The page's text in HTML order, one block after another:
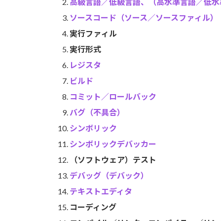
ソースコード（ソース／ソースファィル）
実行ファィル
実行形式
レジスタ
ビルド
コミット／ロールバック
バグ（不具合）
シンボリック
シンボリックデバッカー
（ソフトウェア）テスト
デバッグ（デバック）
テキストエディタ
コーディング